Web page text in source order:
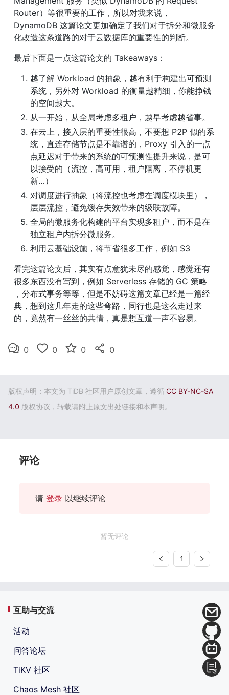
Router）等很重要的工作，所以对我来说，
DynamoDB 这篇论文更加确定了我们对于拆分和微服务
化改造这条道路的对于云数据库的重要性的判断。
最后下面是一点这篇论文的 Takeaways：
越了解 Workload 的抽象，越有利于构建出可预测
系统，另外对 Workload 的衡量越精细，你能挣钱
的空间越大。
从一开始，从全局考虑多租户，越早考虑越省事。
在云上，接入层的重要性很高，不要想 P2P 似的系
统，直连存储节点是不靠谱的，Proxy 引入的一点
点延迟对于带来的系统的可预测性提升来说，是可
以接受的（流控，高可用，租户隔离，不停机更
新…）
对调度进行抽象（将流控也考虑在调度模块里），
层层流控，避免缓存失效带来的级联故障。
全局的微服务化构建的平台实现多租户，而不是在
独立租户内拆分微服务。
利用云基础设施，将节省很多工作，例如 S3
看完这篇论文后，其实有点意犹未尽的感觉，感觉还有
很多东西没有写到，例如 Serverless 存储的 GC 策略
，分布式事务等等，但是不妨碍这篇文章已经是一篇经
典，想到这几年走的这些弯路，同行也是这么走过来
的，竟然有一丝丝的共情，真是想互道一声不容易。
0 0 0 0
版权声明：本文为 TiDB 社区用户原创文章，遵循 CC BY-NC-SA
4.0 版权协议，转载请附上原文出处链接和本声明。
评论
请 登录 以继续评论
暂无评论
1
互助与交流
活动
问答论坛
TiKV 社区
Chaos Mesh 社区